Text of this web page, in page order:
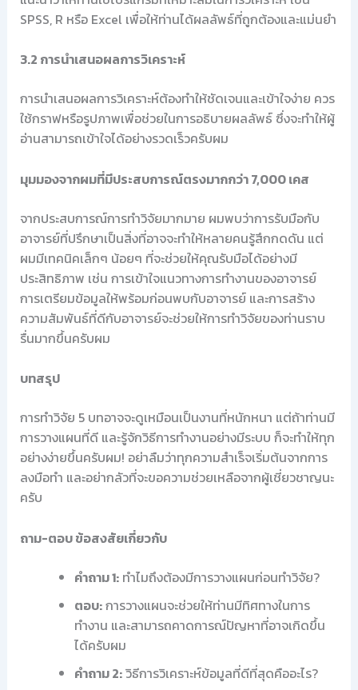
SPSS, R หรือ Excel เพื่อให้ท่านได้ผลลัพธ์ที่ถูกต้องและแม่นยำ
3.2 การนำเสนอผลการวิเคราะห์
การนำเสนอผลการวิเคราะห์ต้องทำให้ชัดเจนและเข้าใจง่าย ควร
ใช้กราฟหรือรูปภาพเพื่อช่วยในการอธิบายผลลัพธ์ ซึ่งจะทำให้ผู้
อ่านสามารถเข้าใจได้อย่างรวดเร็วครับผม
มุมมองจากผมที่มีประสบการณ์ตรงมากกว่า 7,000 เคส
จากประสบการณ์การทำวิจัยมากมาย ผมพบว่าการรับมือกับ
อาจารย์ที่ปรึกษาเป็นสิ่งที่อาจจะทำให้หลายคนรู้สึกกดดัน แต่
ผมมีเทคนิคเล็กๆ น้อยๆ ที่จะช่วยให้คุณรับมือได้อย่างมี
ประสิทธิภาพ เช่น การเข้าใจแนวทางการทำงานของอาจารย์
การเตรียมข้อมูลให้พร้อมก่อนพบกับอาจารย์ และการสร้าง
ความสัมพันธ์ที่ดีกับอาจารย์จะช่วยให้การทำวิจัยของท่านราบ
รื่นมากขึ้นครับผม
บทสรุป
การทำวิจัย 5 บทอาจจะดูเหมือนเป็นงานที่หนักหนา แต่ถ้าท่านมี
การวางแผนที่ดี และรู้จักวิธีการทำงานอย่างมีระบบ ก็จะทำให้ทุก
อย่างง่ายขึ้นครับผม! อย่าลืมว่าทุกความสำเร็จเริ่มต้นจากการ
ลงมือทำ และอย่ากลัวที่จะขอความช่วยเหลือจากผู้เชี่ยวชาญนะ
ครับ
ถาม-ตอบ ข้อสงสัยเกี่ยวกับ
คำถาม 1:ทำไมถึงต้องมีการวางแผนก่อนทำวิจัย?
ตอบ:การวางแผนจะช่วยให้ท่านมีทิศทางในการ
ทำงาน และสามารถคาดการณ์ปัญหาที่อาจเกิดขึ้น
ได้ครับผม
คำถาม 2:วิธีการวิเคราะห์ข้อมูลที่ดีที่สุดคืออะไร?